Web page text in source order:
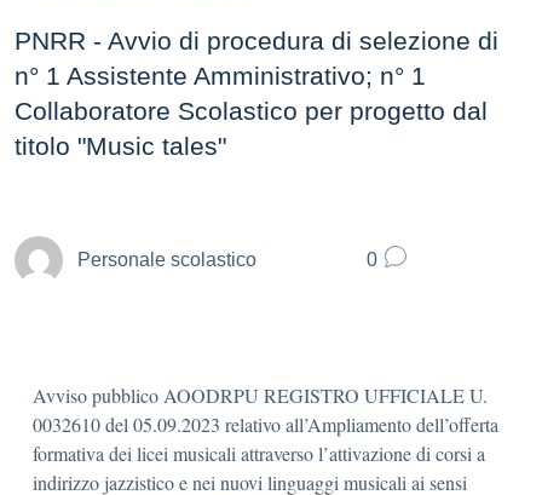
PNRR - Avvio di procedura di selezione di
n° 1 Assistente Amministrativo; n° 1
Collaboratore Scolastico per progetto dal
titolo "Music tales"
Personale scolastico 0
Avviso pubblico AOODRPU REGISTRO UFFICIALE U.
0032610 del 05.09.2023 relativo all’Ampliamento dell’offerta
formativa dei licei musicali attraverso l’attivazione di corsi a
indirizzo jazzistico e nei nuovi linguaggi musicali ai sensi